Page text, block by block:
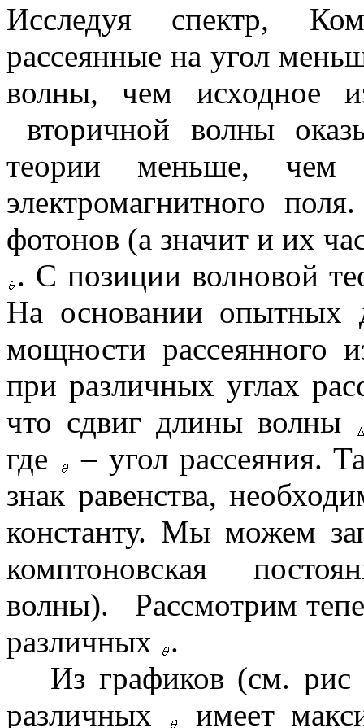
Исследуя спектр,
рассеянные на угол
волны, чем исходное
вторичной волны
теории меньше, чем
электромагнитного
фотонов (а значит и их
. С позиции волновой
На основании опытных
мощности рассеянного
при различных углах
что сдвиг длины волны
где
– угол рассеяния.
знак равенства,
константу. Мы можем
комптоновская
волны). Рассмотрим
различных
.
Из графиков (см.
различных
имеет